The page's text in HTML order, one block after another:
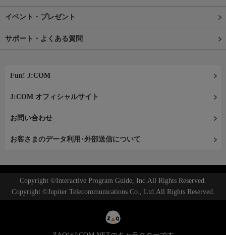
イベント・プレゼント
サポート・よくある質問
Fun! J:COM
J:COM オフィシャルサイト
お問い合わせ
お客さまのデータ利用･外部送信について
Copyright ©Interactive Program Guide, Inc.All Rights Reserved.
Copyright ©Jupiter Telecommunications Co., Ltd.All Rights Reserved.